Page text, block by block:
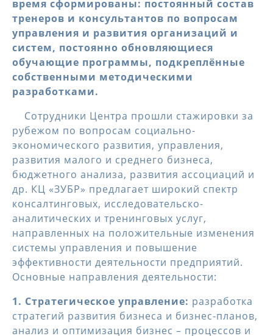
время сформированы: постоянный состав
тренеров и консультантов по вопросам
управления и развития организаций и
систем, постоянно обновляющиеся
обучающие программы, подкреплённые
собственными методическими
разработками.
Сотрудники Центра прошли стажировки за
рубежом по вопросам социально-
экономического развития, управления,
развития малого и среднего бизнеса,
бюджетного анализа, развития ассоциаций и
др. КЦ «ЗУБР» предлагает широкий спектр
консалтинговых, исследовательско-
аналитических и тренинговых услуг,
направленных на положительные изменения
системы управления и повышение
эффективности деятельности предприятий.
Основные направления деятельности:
1. Стратегическое управление: разработка
стратегий развития бизнеса и бизнес-планов,
анализ и оптимизация бизнес – процессов и